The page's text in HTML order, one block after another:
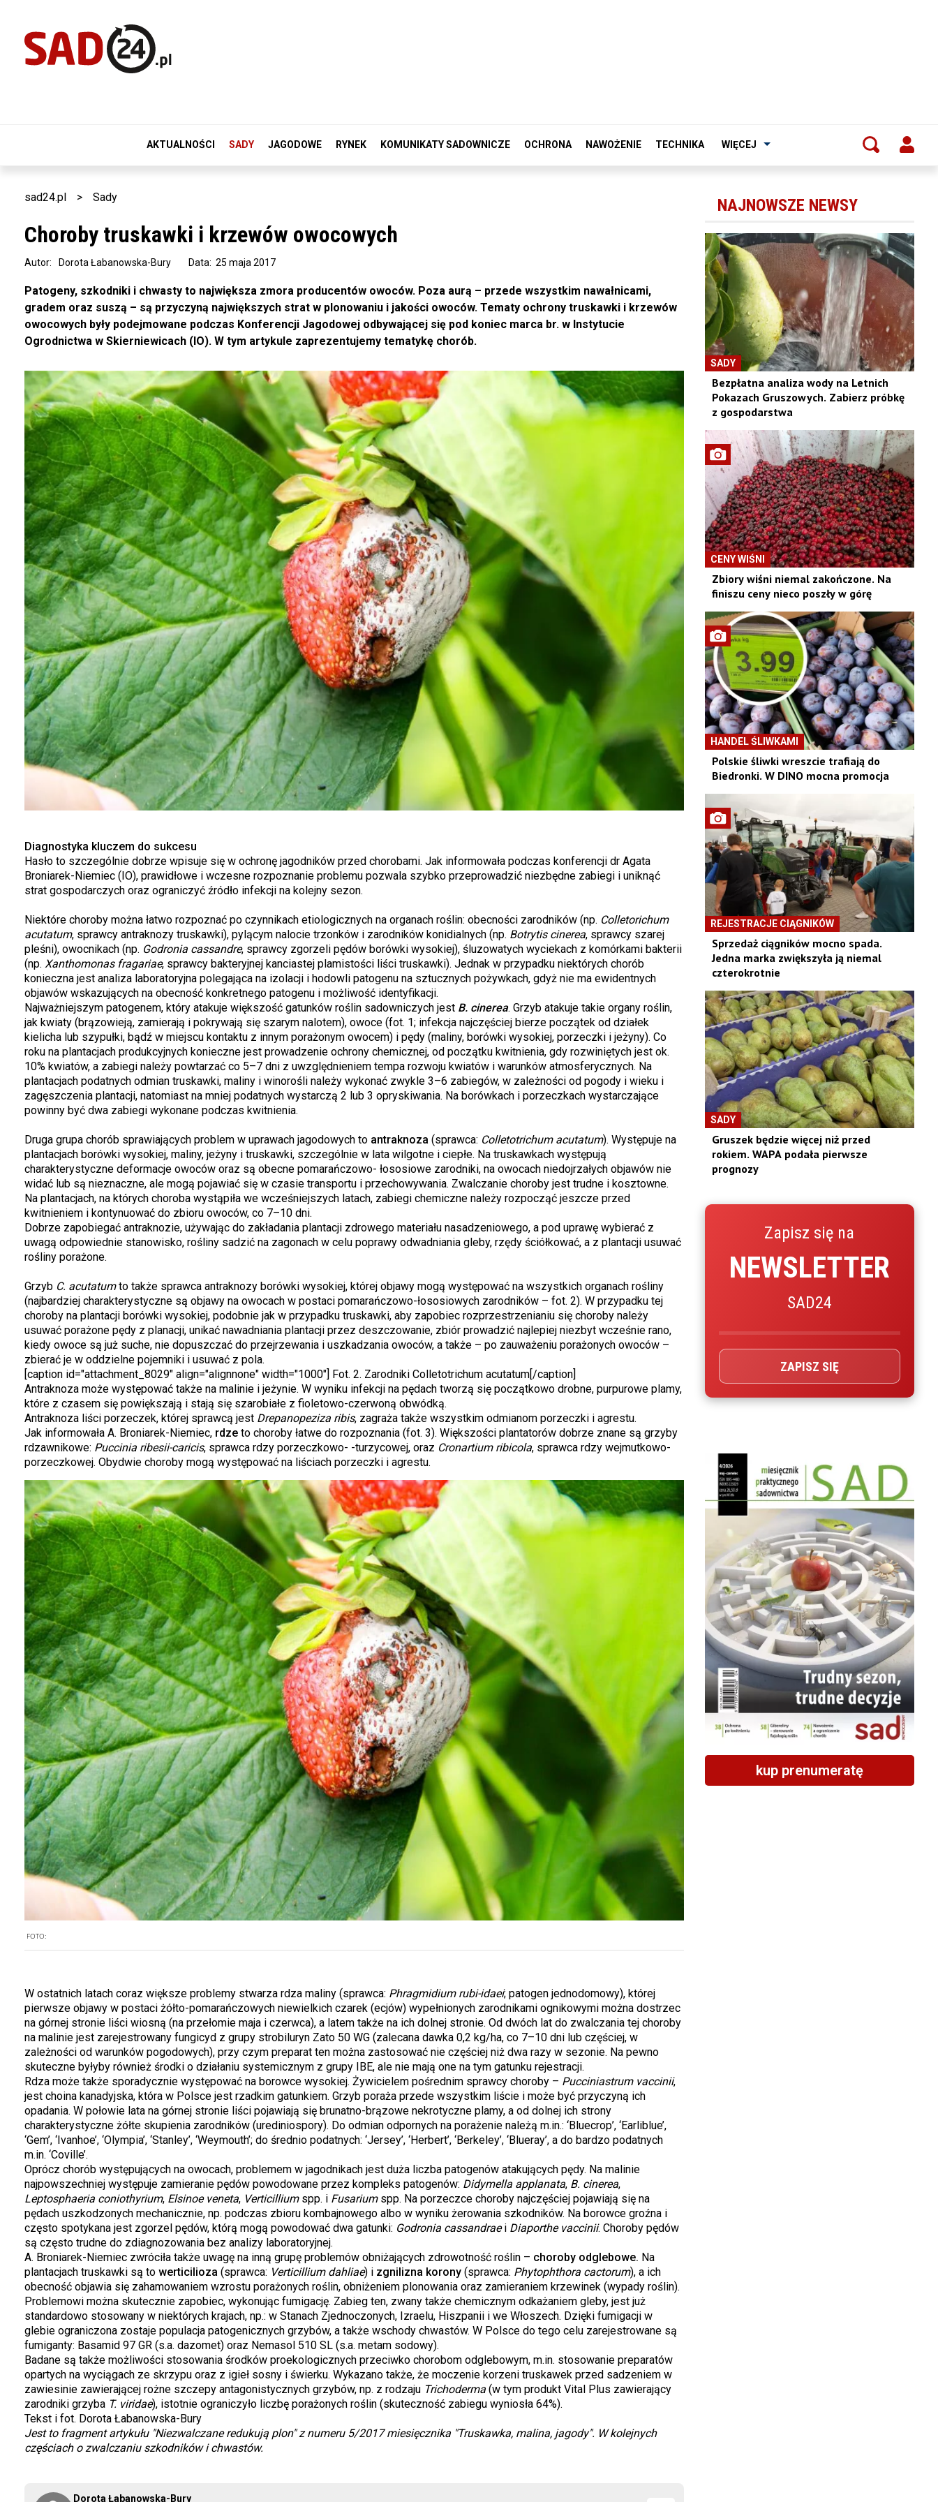
AKTUALNOŚCI SADY JAGODOWE RYNEK KOMUNIKATY SADOWNICZE OCHRONA NAWOŻENIE TECHNIKA WIĘCEJ
sad24.pl > Sady
Choroby truskawki i krzewów owocowych
Data: 25 maja 2017
Autor: Dorota Łabanowska-Bury
Dorota Łabanowska-Bury
Patogeny, szkodniki i chwasty to największa zmora producentów owoców. Poza aurą – przede wszystkim nawałnicami,
gradem oraz suszą – są przyczyną największych strat w plonowaniu i jakości owoców. Tematy ochrony truskawki i krzewów
owocowych były podejmowane podczas Konferencji Jagodowej odbywającej się pod koniec marca br. w Instytucie
Ogrodnictwa w Skierniewicach (IO). W tym artykule zaprezentujemy tematykę chorób.
Diagnostyka kluczem do sukcesu
Hasło to szczególnie dobrze wpisuje się w ochronę jagodników przed chorobami. Jak informowała podczas konferencji dr Agata
Broniarek-Niemiec (IO), prawidłowe i wczesne rozpoznanie problemu pozwala szybko przeprowadzić niezbędne zabiegi i uniknąć
strat gospodarczych oraz ograniczyć źródło infekcji na kolejny sezon.
Niektóre choroby można łatwo rozpoznać po czynnikach etiologicznych na organach roślin: obecności zarodników (np. Colletorichum
acutatum, sprawcy antraknozy truskawki), pylącym nalocie trzonków i zarodników konidialnych (np. Botrytis cinerea, sprawcy szarej
pleśni), owocnikach (np. Godronia cassandre, sprawcy zgorzeli pędów borówki wysokiej), śluzowatych wyciekach z komórkami bakterii
(np. Xanthomonas fragariae, sprawcy bakteryjnej kanciastej plamistości liści truskawki). Jednak w przypadku niektórych chorób
konieczna jest analiza laboratoryjna polegająca na izolacji i hodowli patogenu na sztucznych pożywkach, gdyż nie ma ewidentnych
objawów wskazujących na obecność konkretnego patogenu i możliwość identyfikacji.
Najważniejszym patogenem, który atakuje większość gatunków roślin sadowniczych jest B. cinerea. Grzyb atakuje takie organy roślin,
jak kwiaty (brązowieją, zamierają i pokrywają się szarym nalotem), owoce (fot. 1; infekcja najczęściej bierze początek od działek
kielicha lub szypułki, bądź w miejscu kontaktu z innym porażonym owocem) i pędy (maliny, borówki wysokiej, porzeczki i jeżyny). Co
roku na plantacjach produkcyjnych konieczne jest prowadzenie ochrony chemicznej, od początku kwitnienia, gdy rozwiniętych jest ok.
10% kwiatów, a zabiegi należy powtarzać co 5–7 dni z uwzględnieniem tempa rozwoju kwiatów i warunków atmosferycznych. Na
plantacjach podatnych odmian truskawki, maliny i winorośli należy wykonać zwykle 3–6 zabiegów, w zależności od pogody i wieku i
zagęszczenia plantacji, natomiast na mniej podatnych wystarczą 2 lub 3 opryskiwania. Na borówkach i porzeczkach wystarczające
powinny być dwa zabiegi wykonane podczas kwitnienia.
Druga grupa chorób sprawiających problem w uprawach jagodowych to antraknoza (sprawca: Colletotrichum acutatum). Występuje na
plantacjach borówki wysokiej, maliny, jeżyny i truskawki, szczególnie w lata wilgotne i ciepłe. Na truskawkach występują
charakterystyczne deformacje owoców oraz są obecne pomarańczowo- łososiowe zarodniki, na owocach niedojrzałych objawów nie
widać lub są nieznaczne, ale mogą pojawiać się w czasie transportu i przechowywania. Zwalczanie choroby jest trudne i kosztowne.
Na plantacjach, na których choroba wystąpiła we wcześniejszych latach, zabiegi chemiczne należy rozpocząć jeszcze przed
kwitnieniem i kontynuować do zbioru owoców, co 7–10 dni.
Dobrze zapobiegać antraknozie, używając do zakładania plantacji zdrowego materiału nasadzeniowego, a pod uprawę wybierać z
uwagą odpowiednie stanowisko, rośliny sadzić na zagonach w celu poprawy odwadniania gleby, rzędy ściółkować, a z plantacji usuwać
rośliny porażone.
Grzyb C. acutatumto także sprawca antraknozy borówki wysokiej, której objawy mogą występować na wszystkich organach rośliny
(najbardziej charakterystyczne są objawy na owocach w postaci pomarańczowo-łososiowych zarodników – fot. 2). W przypadku tej
choroby na plantacji borówki wysokiej, podobnie jak w przypadku truskawki, aby zapobiec rozprzestrzenianiu się choroby należy
usuwać porażone pędy z planacji, unikać nawadniania plantacji przez deszczowanie, zbiór prowadzić najlepiej niezbyt wcześnie rano,
kiedy owoce są już suche, nie dopuszczać do przejrzewania i uszkadzania owoców, a także – po zauważeniu porażonych owoców –
zbierać je w oddzielne pojemniki i usuwać z pola.
[caption id="attachment_8029" align="alignnone" width="1000"] Fot. 2. Zarodniki Colletotrichum acutatum[/caption]
Antraknoza może występować także na malinie i jeżynie. W wyniku infekcji na pędach tworzą się początkowo drobne, purpurowe plamy,
które z czasem się powiększają i stają się szarobiałe z fioletowo-czerwoną obwódką.
Antraknoza liści porzeczek, której sprawcą jest Drepanopeziza ribis, zagraża także wszystkim odmianom porzeczki i agrestu.
Jak informowała A. Broniarek-Niemiec, rdzeto choroby łatwe do rozpoznania (fot. 3). Większości plantatorów dobrze znane są grzyby
rdzawnikowe: Puccinia ribesii-caricis, sprawca rdzy porzeczkowo- -turzycowej, oraz Cronartium ribicola, sprawca rdzy wejmutkowo-
porzeczkowej. Obydwie choroby mogą występować na liściach porzeczki i agrestu.
FOTO:
W ostatnich latach coraz większe problemy stwarza rdza maliny (sprawca: Phragmidium rubi-idaei; patogen jednodomowy), której
pierwsze objawy w postaci żółto-pomarańczowych niewielkich czarek (ecjów) wypełnionych zarodnikami ognikowymi można dostrzec
na górnej stronie liści wiosną (na przełomie maja i czerwca), a latem także na ich dolnej stronie. Od dwóch lat do zwalczania tej choroby
na malinie jest zarejestrowany fungicyd z grupy strobiluryn Zato 50 WG (zalecana dawka 0,2 kg/ha, co 7–10 dni lub częściej, w
zależności od warunków pogodowych), przy czym preparat ten można zastosować nie częściej niż dwa razy w sezonie. Na pewno
skuteczne byłyby również środki o działaniu systemicznym z grupy IBE, ale nie mają one na tym gatunku rejestracji.
Rdza może także sporadycznie występować na borowce wysokiej. Żywicielem pośrednim sprawcy choroby – Pucciniastrum vaccinii,
jest choina kanadyjska, która w Polsce jest rzadkim gatunkiem. Grzyb poraża przede wszystkim liście i może być przyczyną ich
opadania. W połowie lata na górnej stronie liści pojawiają się brunatno-brązowe nekrotyczne plamy, a od dolnej ich strony
charakterystyczne żółte skupienia zarodników (urediniospory). Do odmian odpornych na porażenie należą m.in.: ‘Bluecrop’, ‘Earliblue’,
‘Gem’, ‘Ivanhoe’, ‘Olympia’, ‘Stanley’, ‘Weymouth’; do średnio podatnych: ‘Jersey’, ‘Herbert’, ‘Berkeley’, ‘Blueray’, a do bardzo podatnych
m.in. ‘Coville’.
Oprócz chorób występujących na owocach, problemem w jagodnikach jest duża liczba patogenów atakujących pędy. Na malinie
najpowszechniej występuje zamieranie pędów powodowane przez kompleks patogenów: Didymella applanata, B. cinerea,
Leptosphaeria coniothyrium, Elsinoe veneta, Verticillium spp. i Fusarium spp. Na porzeczce choroby najczęściej pojawiają się na
pędach uszkodzonych mechanicznie, np. podczas zbioru kombajnowego albo w wyniku żerowania szkodników. Na borowce groźna i
często spotykana jest zgorzel pędów, którą mogą powodować dwa gatunki: Godronia cassandraei Diaporthe vaccinii. Choroby pędów
są często trudne do zdiagnozowania bez analizy laboratoryjnej.
A. Broniarek-Niemiec zwróciła także uwagę na inną grupę problemów obniżających zdrowotność roślin – choroby odglebowe. Na
plantacjach truskawki są to werticilioza (sprawca: Verticillium dahliae) i zgnilizna korony(sprawca: Phytophthora cactorum), a ich
obecność objawia się zahamowaniem wzrostu porażonych roślin, obniżeniem plonowania oraz zamieraniem krzewinek (wypady roślin).
Problemowi można skutecznie zapobiec, wykonując fumigację. Zabieg ten, zwany także chemicznym odkażaniem gleby, jest już
standardowo stosowany w niektórych krajach, np.: w Stanach Zjednoczonych, Izraelu, Hiszpanii i we Włoszech. Dzięki fumigacji w
glebie ograniczona zostaje populacja patogenicznych grzybów, a także wschody chwastów. W Polsce do tego celu zarejestrowane są
fumiganty: Basamid 97 GR (s.a. dazomet) oraz Nemasol 510 SL (s.a. metam sodowy).
Badane są także możliwości stosowania środków proekologicznych przeciwko chorobom odglebowym, m.in. stosowanie preparatów
opartych na wyciągach ze skrzypu oraz z igieł sosny i świerku. Wykazano także, że moczenie korzeni truskawek przed sadzeniem w
zawiesinie zawierającej rożne szczepy antagonistycznych grzybów, np. z rodzaju Trichoderma (w tym produkt Vital Plus zawierający
zarodniki grzyba T. viridae), istotnie ograniczyło liczbę porażonych roślin (skuteczność zabiegu wyniosła 64%).
Tekst i fot. Dorota Łabanowska-Bury
Jest to fragment artykułu "Niezwalczane redukują plon" z numeru 5/2017 miesięcznika "Truskawka, malina, jagody". W kolejnych
częściach o zwalczaniu szkodników i chwastów.
NAJNOWSZE NEWSY
SADY
Bezpłatna analiza wody na Letnich
Pokazach Gruszowych. Zabierz próbkę
z gospodarstwa
CENY WIŚNI
Zbiory wiśni niemal zakończone. Na
finiszu ceny nieco poszły w górę
HANDEL ŚLIWKAMI
Polskie śliwki wreszcie trafiają do
Biedronki. W DINO mocna promocja
REJESTRACJE CIĄGNIKÓW
Sprzedaż ciągników mocno spada.
Jedna marka zwiększyła ją niemal
czterokrotnie
SADY
Gruszek będzie więcej niż przed
rokiem. WAPA podała pierwsze
prognozy
Zapisz się na
NEWSLETTER
SAD24
ZAPISZ SIĘ
kup prenumeratę